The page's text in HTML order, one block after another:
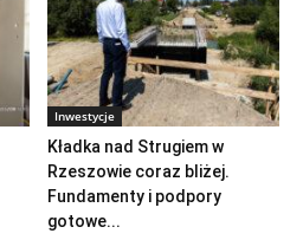
Inwestycje
Kładka nad Strugiem w
Rzeszowie coraz bliżej.
Fundamenty i podpory
gotowe...